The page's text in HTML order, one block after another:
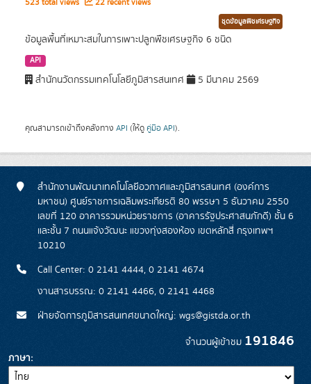
523 total views 22 recent views
ชุดข้อมูลพืชเศรษฐกิจ
ข้อมูลพื้นที่เหมาะสมในการเพาะปลูกพืชเศรษฐกิจ 6 ชนิด
API
สำนักนวัตกรรมเทคโนโลยีภูมิสารสนเทศ 5 มีนาคม 2569
คุณสามารถเข้าถึงคลังทาง API (ให้ดู คู่มือ API).
สำนักงานพัฒนาเทคโนโลยีอวกาศและภูมิสารสนเทศ (องค์การ
มหาชน) ศูนย์ราชการเฉลิมพระเกียรติ 80 พรรษา 5 ธันวาคม 2550
เลขที่ 120 อาคารรวมหน่วยราชการ (อาคารรัฐประศาสนภักดี) ชั้น 6
และชั้น 7 ถนนแจ้งวัฒนะ แขวงทุ่งสองห้อง เขตหลักสี่ กรุงเทพฯ
10210
Call Center: 0 2141 4444, 0 2141 4674
งานสารบรรณ: 0 2141 4466, 0 2141 4468
ฝ่ายจัดการภูมิสารสนเทศขนาดใหญ่: wgs@gistda.or.th
จำนวนผู้เข้าชม 191846
ภาษา